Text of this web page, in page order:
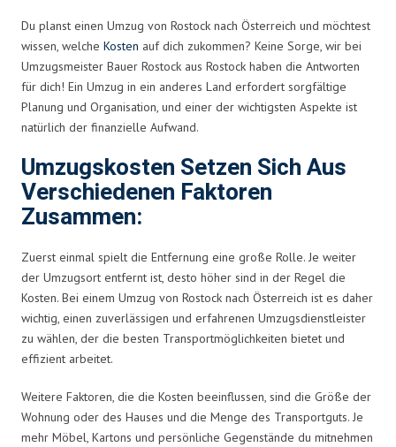
Du planst einen Umzug von Rostock nach Österreich und möchtest
wissen, welche Kosten auf dich zukommen? Keine Sorge, wir bei
Umzugsmeister Bauer Rostock aus Rostock haben die Antworten
für dich! Ein Umzug in ein anderes Land erfordert sorgfältige
Planung und Organisation, und einer der wichtigsten Aspekte ist
natürlich der finanzielle Aufwand.
Umzugskosten Setzen Sich Aus
Verschiedenen Faktoren
Zusammen:
Zuerst einmal spielt die Entfernung eine große Rolle. Je weiter
der Umzugsort entfernt ist, desto höher sind in der Regel die
Kosten. Bei einem Umzug von Rostock nach Österreich ist es daher
wichtig, einen zuverlässigen und erfahrenen Umzugsdienstleister
zu wählen, der die besten Transportmöglichkeiten bietet und
effizient arbeitet.
Weitere Faktoren, die die Kosten beeinflussen, sind die Größe der
Wohnung oder des Hauses und die Menge des Transportguts. Je
mehr Möbel, Kartons und persönliche Gegenstände du mitnehmen